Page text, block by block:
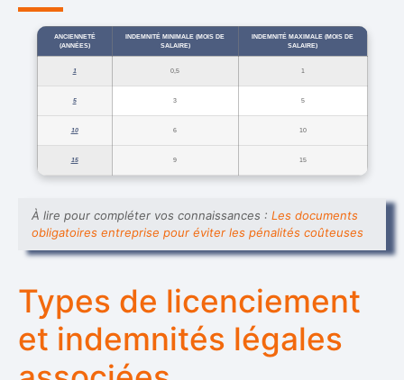
ANCIENNETÉ
(ANNÉES)
INDEMNITÉ MINIMALE (MOIS DE
SALAIRE)
INDEMNITÉ MAXIMALE (MOIS DE
SALAIRE)
1 0,5 1
5 3 5
10 6 10
15 9 15
À lire pour compléter vos connaissances : Les documents
obligatoires entreprise pour éviter les pénalités coûteuses
Types de licenciement
et indemnités légales